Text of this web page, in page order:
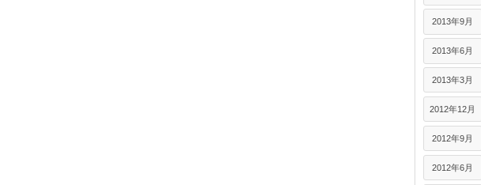
2013年9月
2013年6月
2013年3月
2012年12月
2012年9月
2012年6月